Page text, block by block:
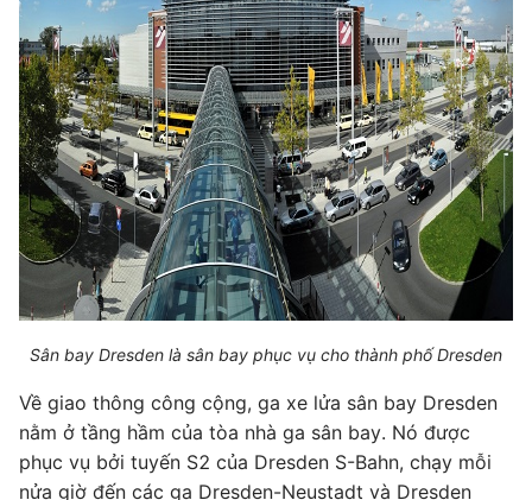
Sân bay Dresden là sân bay phục vụ cho thành phố Dresden
Về giao thông công cộng, ga xe lửa sân bay Dresden
nằm ở tầng hầm của tòa nhà ga sân bay. Nó được
phục vụ bởi tuyến S2 của Dresden S-Bahn, chạy mỗi
nửa giờ đến các ga Dresden-Neustadt và Dresden